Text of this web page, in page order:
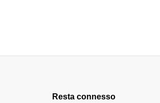
Resta connesso